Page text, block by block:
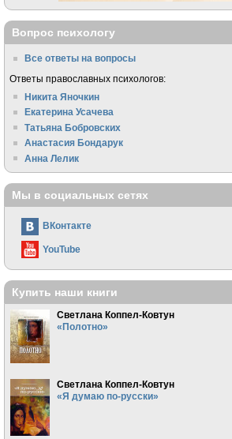
Вопрос психологу
Все ответы на вопросы
Ответы православных психологов:
Никита Яночкин
Екатерина Усачева
Татьяна Бобровских
Анастасия Бондарук
Анна Лелик
Мы в социальных сетях
ВКонтакте
YouTube
Купить наши книги
Светлана Коппел-Ковтун
«Полотно»
Светлана Коппел-Ковтун
«Я думаю по-русски»